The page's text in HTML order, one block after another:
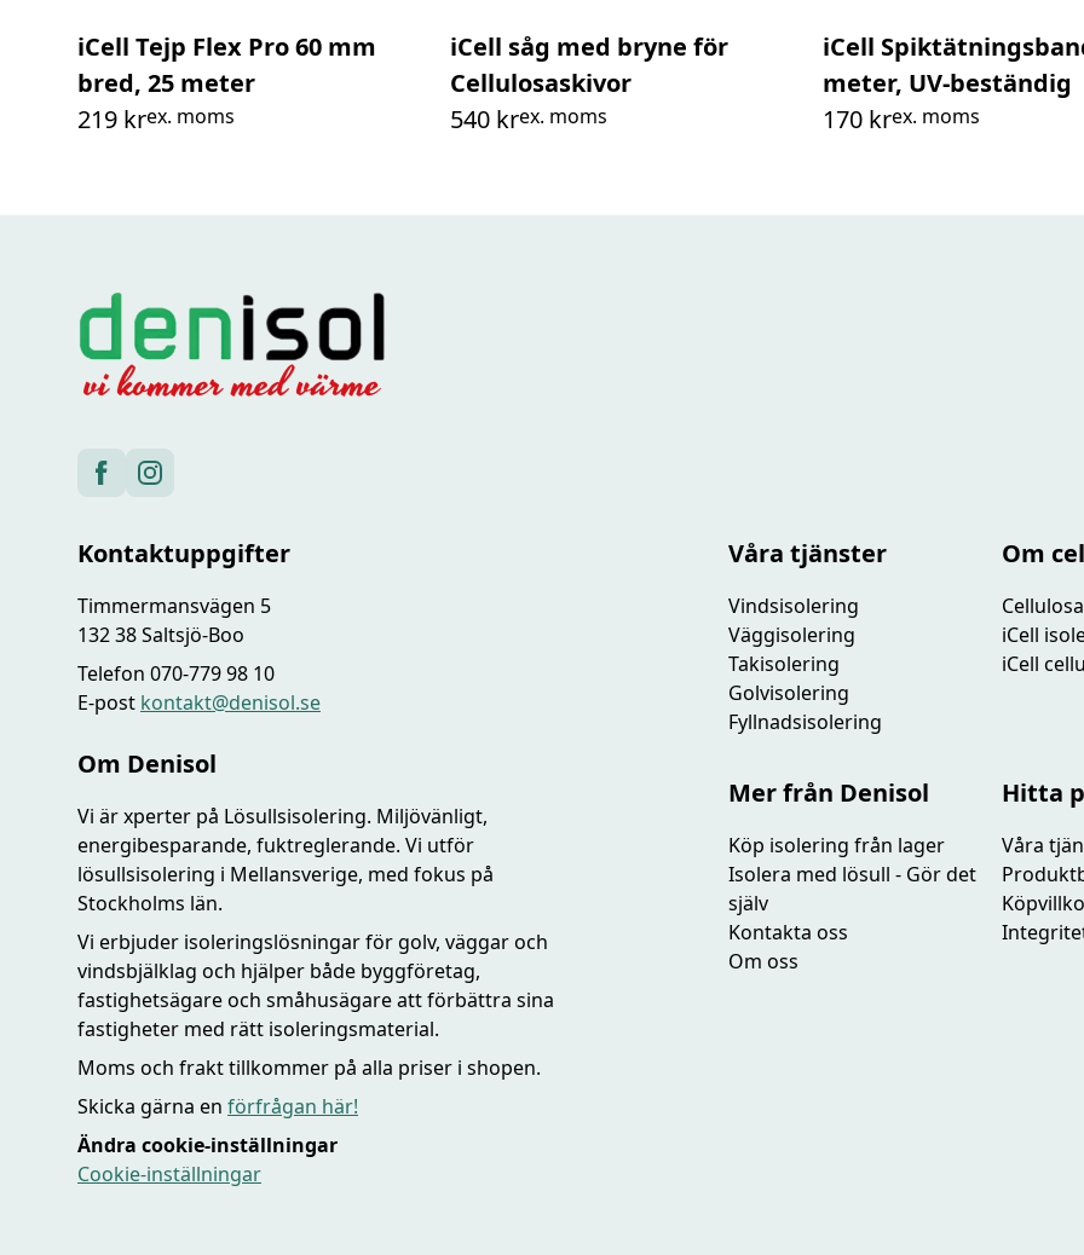
iCell Tejp Flex Pro 60 mm
bred, 25 meter
219 krex. moms
iCell såg med bryne för
Cellulosaskivor
540 krex. moms
iCell
meter, UV-beständig
170 krex. moms
Kontaktuppgifter
Timmermansvägen 5
132 38 Saltsjö-Boo
Telefon 070-779 98 10
E-post kontakt@denisol.se
Om Denisol
Vi är xperter på Lösullsisolering. Miljövänligt,
energibesparande, fuktreglerande. Vi utför
lösullsisolering i Mellansverige, med fokus på
Stockholms län.
Vi erbjuder isoleringslösningar för golv, väggar och
vindsbjälklag och hjälper både byggföretag,
fastighetsägare och småhusägare att förbättra sina
fastigheter med rätt isoleringsmaterial.
Moms och frakt tillkommer på alla priser i shopen.
Skicka gärna en förfrågan här!
Ändra cookie-inställningar
Cookie-inställningar
Våra tjänster
Vindsisolering
Väggisolering
Takisolering
Golvisolering
Fyllnadsisolering
Om
iCell
iCell
Mer från Denisol
Köp isolering från lager
Isolera med lösull - Gör det
själv
Kontakta oss
Om oss
Hitta
Våra